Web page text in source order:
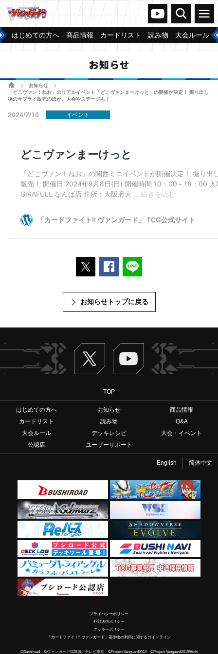
ヴァンガードch
検索 メニュー
はじめての方へ 商品情報 カードリスト 読み物 大会ルール
お知らせ
ホームお知らせ
「どこヴァン！ねお」のリアルイベント「どこヴァンまーけっと」の開催が決定！ 掘り出し
物のサプライ販売のほか、大会やステージも！
2024/7/10 イベント
ポストするFacebookでシェアする
お知らせトップに戻る
Twitter ヴァンガードch
TOP
はじめての方へ お知らせ
商品情報
カードリスト
読み物
Q&A
大会ルール
デッキレシピ
大会・イベント
公認店
ユーザーサポート
English 简体中文
プライバシーポリシー
外部送信ポリシー
クッキーポリシー
「カードファイト!! ヴァンガード」著作物の利用に関するガイドライン
©Bushiroad ©ヴァンガードG2016／テレビ東京 ©Project Vanguard2018 ©Project Vanguard2019/Aichi